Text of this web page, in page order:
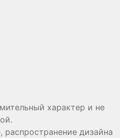
характер и не
дизайна